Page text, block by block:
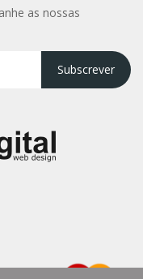
as nossas
Subscrever